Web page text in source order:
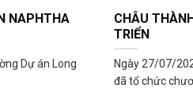
NAPHTHA
Dự án Long
CHÂU
TRIỂN
Ngày 27/07/
đã tổ chức